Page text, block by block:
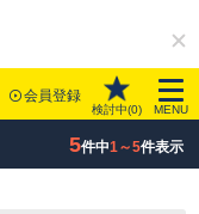
会員登録
検討中(0) MENU
5件中1～5件表示